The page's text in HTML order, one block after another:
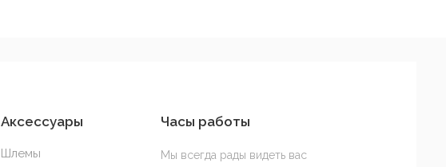
Аксессуары
Шлемы
Часы работы
Мы всегда рады видеть вас